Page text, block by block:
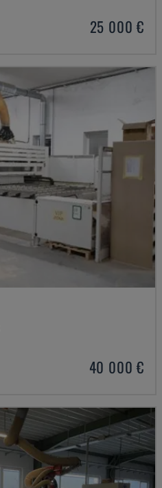
25 000 €
40 000 €